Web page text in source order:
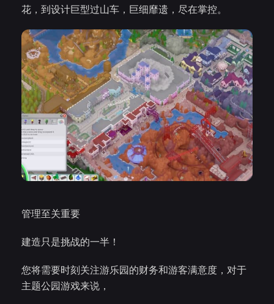
花，到设计巨型过山车，巨细靡遗，尽在掌控。
管理至关重要
建造只是挑战的一半！
您将需要时刻关注游乐园的财务和游客满意度，对于
主题公园游戏来说，